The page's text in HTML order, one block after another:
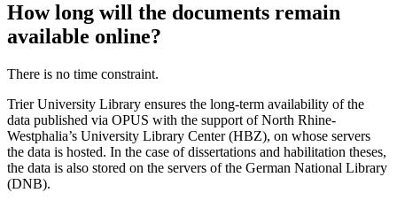
How long will the documents remain
available online?
There is no time constraint.
Trier University Library ensures the long-term availability of the
data published via OPUS with the support of North Rhine-
Westphalia’s University Library Center (HBZ), on whose servers
the data is hosted. In the case of dissertations and habilitation theses,
the data is also stored on the servers of the German National Library
(DNB).